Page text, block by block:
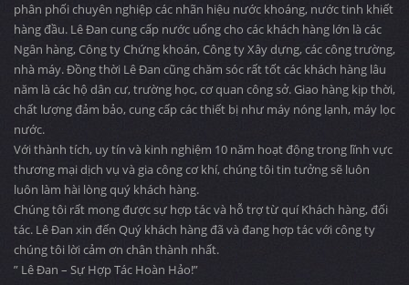
phân phối chuyên nghiệp các nhãn hiệu nước khoáng, nước tinh khiết
hàng đầu. Lê Đan cung cấp nước uống cho các khách hàng lớn là các
Ngân hàng, Công ty Chứng khoán, Công ty Xây dựng, các công trường,
nhà máy. Đồng thời Lê Đan cũng chăm sóc rất tốt các khách hàng lâu
năm là các hộ dân cư, trường học, cơ quan công sở. Giao hàng kịp thời,
chất lượng đảm bảo, cung cấp các thiết bị như máy nóng lạnh, máy lọc
nước.
Với thành tích, uy tín và kinh nghiệm 10 năm hoạt động trong lĩnh vực
thương mại dịch vụ và gia công cơ khí, chúng tôi tin tưởng sẽ luôn
luôn làm hài lòng quý khách hàng.
Chúng tôi rất mong được sự hợp tác và hỗ trợ từ quí Khách hàng, đối
tác. Lê Đan xin đến Quý khách hàng đã và đang hợp tác với công ty
chúng tôi lời cảm ơn chân thành nhất.
” Lê Đan – Sự Hợp Tác Hoàn Hảo!”